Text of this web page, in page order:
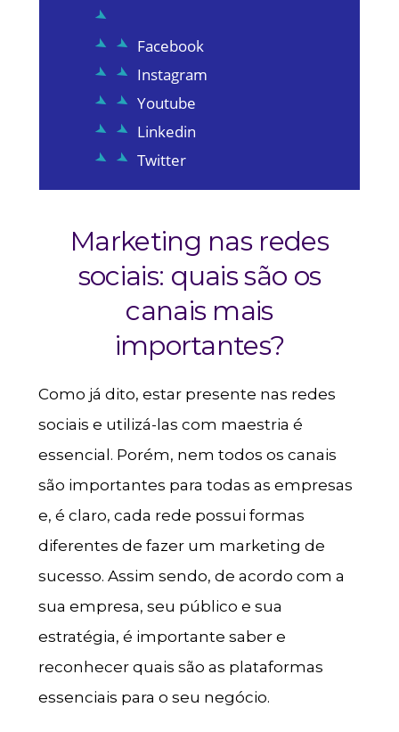
Facebook
Instagram
Youtube
Linkedin
Twitter
Marketing nas redes
sociais: quais são os
canais mais
importantes?
Como já dito, estar presente nas redes
sociais e utilizá-las com maestria é
essencial. Porém, nem todos os canais
são importantes para todas as empresas
e, é claro, cada rede possui formas
diferentes de fazer um marketing de
sucesso. Assim sendo, de acordo com a
sua empresa, seu público e sua
estratégia, é importante saber e
reconhecer quais são as plataformas
essenciais para o seu negócio.